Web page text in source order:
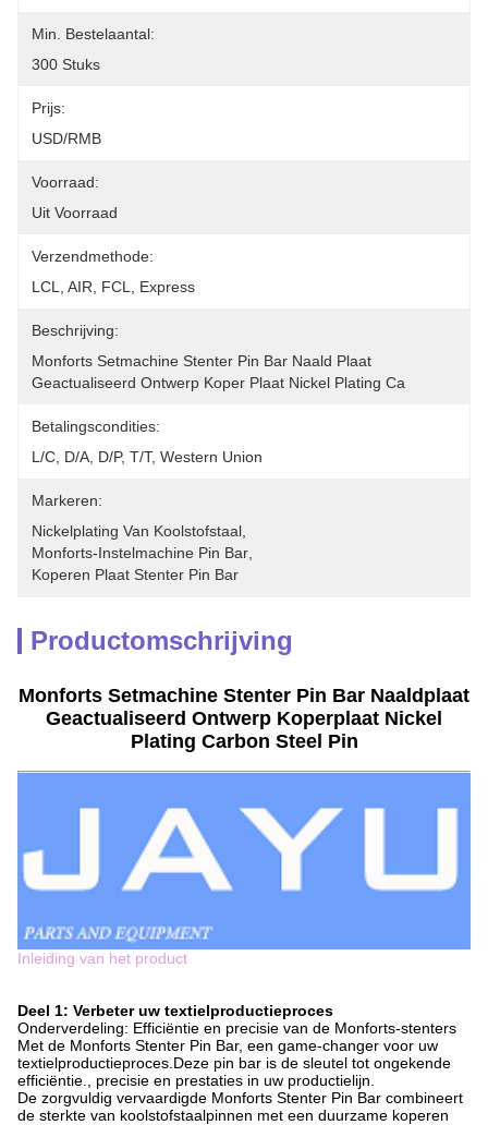
Min. Bestelaantal:
300 Stuks
Prijs:
USD/RMB
Voorraad:
Uit Voorraad
Verzendmethode:
LCL, AIR, FCL, Express
Beschrijving:
Monforts Setmachine Stenter Pin Bar Naald Plaat
Geactualiseerd Ontwerp Koper Plaat Nickel Plating Ca
Betalingscondities:
L/C, D/A, D/P, T/T, Western Union
Markeren:
Nickelplating Van Koolstofstaal
Monforts-Instelmachine Pin Bar
Koperen Plaat Stenter Pin Bar
Productomschrijving
Monforts Setmachine Stenter Pin Bar Naaldplaat
Geactualiseerd Ontwerp Koperplaat Nickel
Plating Carbon Steel Pin
Inleiding van het product
Deel 1: Verbeter uw textielproductieproces
Onderverdeling: Efficiëntie en precisie van de Monforts-stenters
Met de Monforts Stenter Pin Bar, een game-changer voor uw
textielproductieproces.Deze pin bar is de sleutel tot ongekende
efficiëntie., precisie en prestaties in uw productielijn.
De zorgvuldig vervaardigde Monforts Stenter Pin Bar combineert
de sterkte van koolstofstaalpinnen met een duurzame koperen